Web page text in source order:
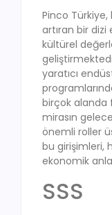
Pinco Türkiye,
artıran bir dizi
kültürel
yaratıcı
birçok alanda
mirasın
önemli roller
bu girişimleri,
ekonomik
SSS